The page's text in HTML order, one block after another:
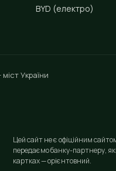
BYD (електро)
України
Цей сайт не є офіційним
передаємо банку-партнеру,
картках — орієнтовний.